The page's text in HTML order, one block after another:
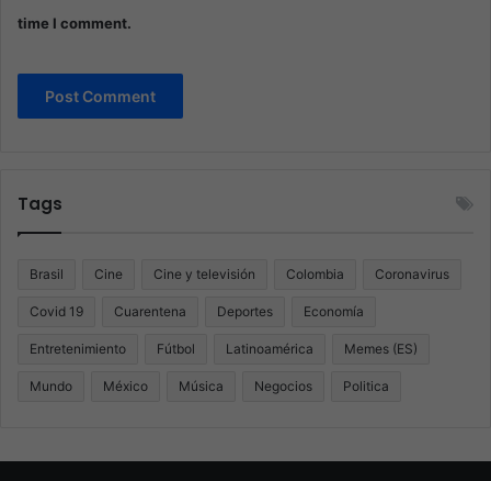
time I comment.
Tags
Brasil Cine Cine y televisión Colombia Coronavirus
Covid 19 Cuarentena Deportes Economía
Entretenimiento Fútbol Latinoamérica Memes (ES)
Mundo México Música Negocios Politica